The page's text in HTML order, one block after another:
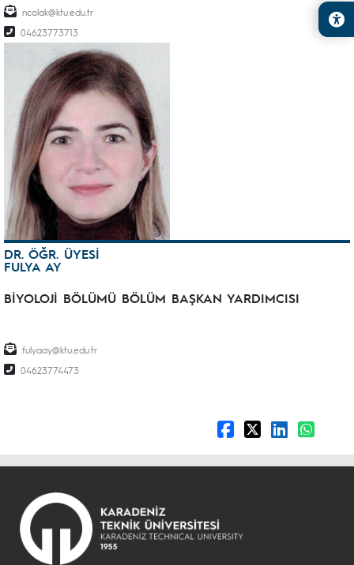
ncolak@ktu.edu.tr
04623773713
DR. ÖĞR. ÜYESİ
FULYA AY
BİYOLOJİ BÖLÜMÜ BÖLÜM BAŞKAN YARDIMCISI
fulyaay@ktu.edu.tr
04623774473